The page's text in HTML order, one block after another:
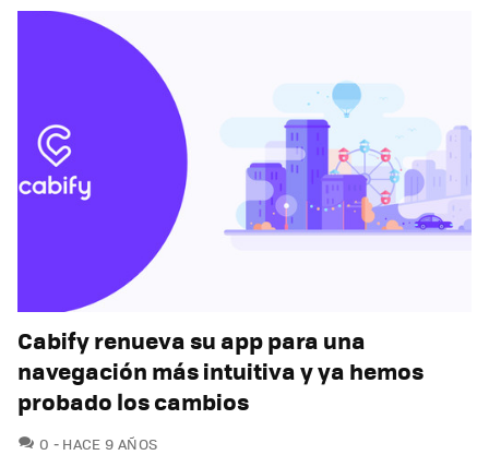
Cabify renueva su app para una
navegación más intuitiva y ya hemos
probado los cambios
0 COMENTARIOS
HACE 9 AÑOS